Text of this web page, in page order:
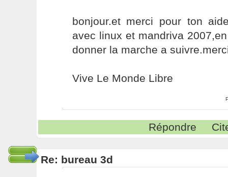
bonjour.et merci pour ton
avec linux et mandriva
donner la marche a
Vive Le Monde Libre
Répondre
Re: bureau 3d